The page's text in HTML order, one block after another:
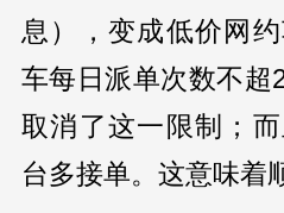
息），变成低价网
车每日派单次数不超
取消了这一限制；
台多接单。这意味着